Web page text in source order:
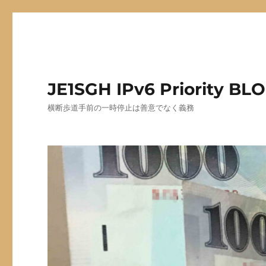
JE1SGH IPv6 Priority
横断歩道手前の一時停止は善意でなく義務